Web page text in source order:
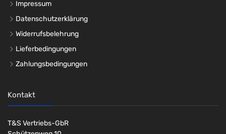
Impressum
Datenschutzerklärung
Widerrufsbelehrung
Lieferbedingungen
Zahlungsbedingungen
Kontakt
T&S Vertriebs-GbR